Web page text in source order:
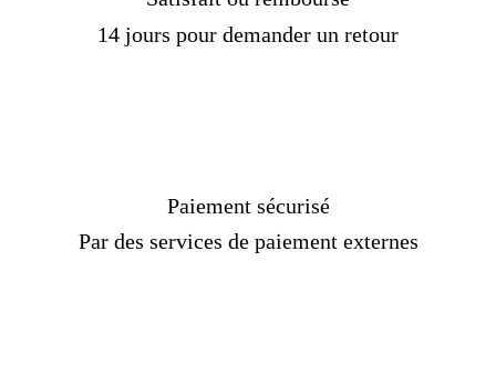
14 jours pour demander un retour
Paiement sécurisé
Par des services de paiement externes